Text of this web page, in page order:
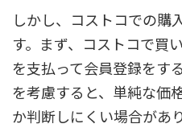
しかし、コストコでの購
す。まず、コストコで買
を支払って会員登録をす
を考慮すると、単純な価
か判断しにくい場合があ